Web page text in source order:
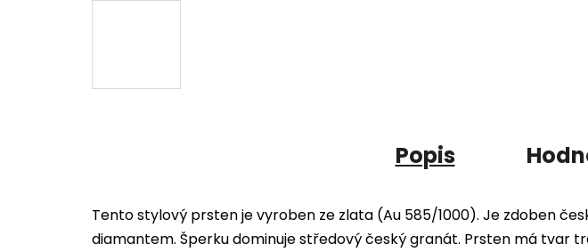
Popis
Tento stylový prsten je vyroben ze zlata (Au 585/1000). Je zdoben
diamantem. Šperku dominuje středový český granát. Prsten má tvar